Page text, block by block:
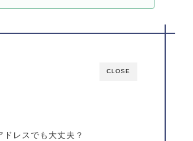
CLOSE
レスでも大丈夫？